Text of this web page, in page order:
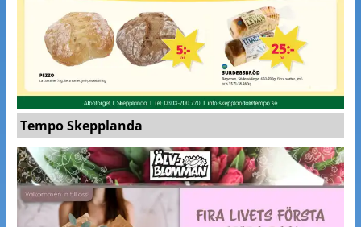
Tempo Skepplanda